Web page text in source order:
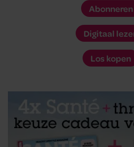
Abonneren
Digitaal
Los kopen